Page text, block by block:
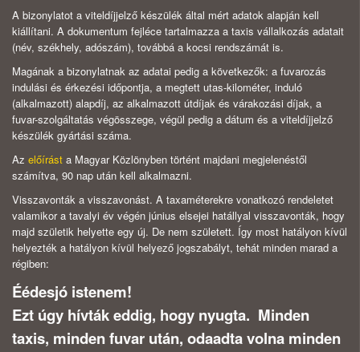
A bizonylatot a viteldíjjelző készülék által mért adatok alapján kell
kiállítani. A dokumentum fejléce tartalmazza a taxis vállalkozás adatait
(név, székhely, adószám), továbbá a kocsi rendszámát is.
Magának a bizonylatnak az adatai pedig a következők: a fuvarozás
indulási és érkezési időpontja, a megtett utas-kilométer, induló
(alkalmazott) alapdíj, az alkalmazott útdíjak és várakozási díjak, a
fuvar-szolgáltatás végösszege, végül pedig a dátum és a viteldíjjelző
készülék gyártási száma.
Az előírást a Magyar Közlönyben történt majdani megjelenéstől
számítva, 90 nap után kell alkalmazni.
Visszavonták a visszavonást. A taxaméterekre vonatkozó rendeletet
valamikor a tavalyi év végén június elsejei hatállyal visszavonták, hogy
majd születik helyette egy új. De nem született. Így most hatályon kívül
helyezték a hatályon kívül helyező jogszabályt, tehát minden marad a
régiben:
Éédesjó istenem!
Ezt úgy hívták eddig, hogy nyugta. Minden
taxis, minden fuvar után, odaadta volna minden